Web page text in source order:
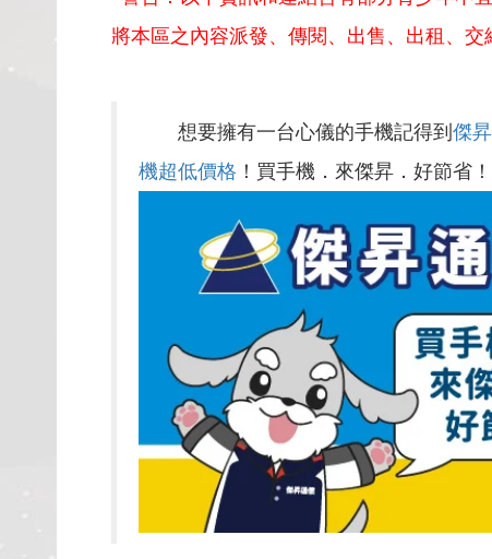
將本區之內容派發、傳閱、出售、出租、
想要擁有一台心儀的手機記得到 傑
機超低價格 ！買手機．來傑昇．好節省！